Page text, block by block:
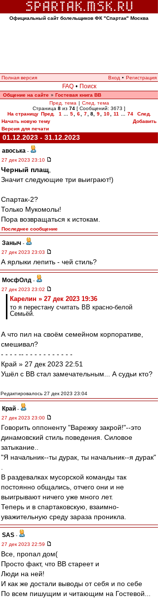
Официальный сайт болельщиков ФК "Спартак" Москва
Полная версия Вход • Регистрация
FAQ • Поиск
Общение на сайте » Гостевая книга ВВ
Пред. тема | След. тема
Страница 8 из 74 [ Сообщений: 3673 ]
На страницу Пред. 1 5 6 7 8, 9 10 11 74
След.
Начать новую тему
Добавить
Версия для печати
01.12.2023 - 31.12.2023
авоська -
27 дек 2023 23:10
Черный плащ
Значит следующие три выиграют!)
Спартак-2?
Только Мукомолы!
Пора возвращаться к истокам.
Последнее сообщение
Заныч -
27 дек 2023 23:03
А ярлыки лепить - чей стиль?
МосфОлд -
27 дек 2023 23:02
Карелин » 27 дек 2023 19:36
то я перестану считать ВВ красно-белой
Семьёй.
А что пил на своём семейном корпоративе,
смешивал?
- - - - -- - - - - - - - - - - -
Край » 27 дек 2023 22:51
Ушёл с ВВ стал замечательным... А судьи кто?
Редактировалось 27 дек 2023 23:04
Край -
27 дек 2023 23:00
Говорить оппоненту "Варежку закрой!"--это
динамовский стиль поведения. Силовое
затыкание..
"Я начальник--ты дурак, ты начальник--я дурак"
В раздевалках мусорской команды так
постоянно общались, отчего они и не
выигрывают ничего уже много лет.
Теперь и в спартаковскую, взаимно-
уважительную среду зараза проникла.
SAS -
27 дек 2023 22:59
Все, пропал дом(
Просто факт, что ВВ стареет и
Люди на ней!
И как же достали выводы от себя и по себе
По всем пишущим и читающим на Гостевой...